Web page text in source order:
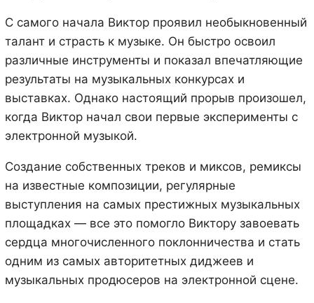
С самого начала Виктор проявил необыкновенный
талант и страсть к музыке. Он быстро освоил
различные инструменты и показал впечатляющие
результаты на музыкальных конкурсах и
выставках. Однако настоящий прорыв произошел,
когда Виктор начал свои первые эксперименты с
электронной музыкой.
Создание собственных треков и миксов, ремиксы
на известные композиции, регулярные
выступления на самых престижных музыкальных
площадках — все это помогло Виктору завоевать
сердца многочисленного поклонничества и стать
одним из самых авторитетных диджеев и
музыкальных продюсеров на электронной сцене.